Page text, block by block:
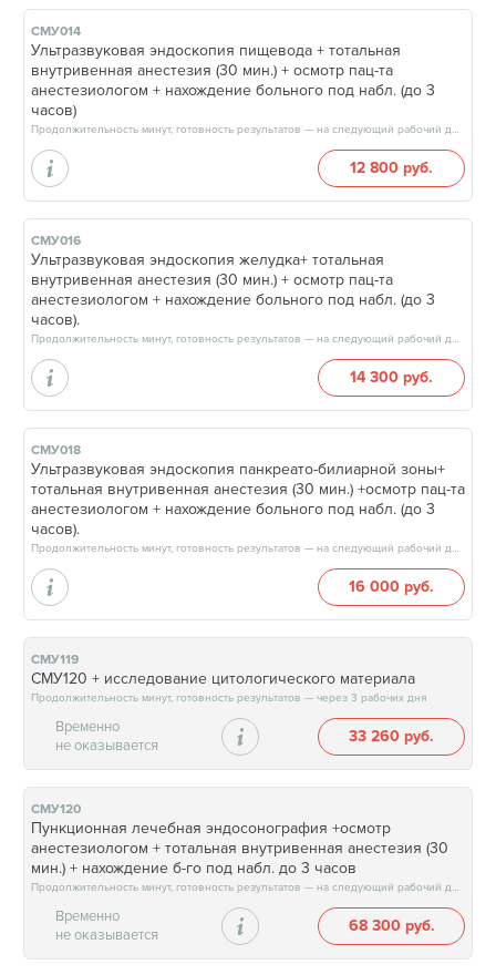
СМУ014
Ультразвуковая эндоскопия пищевода + тотальная
внутривенная анестезия (30 мин.) + осмотр пац-та
анестезиологом + нахождение больного под набл. (до 3
часов)
Продолжительность минут, готовность результатов — на следующий рабочий день
12 800 руб.
СМУ016
Ультразвуковая эндоскопия желудка+ тотальная
внутривенная анестезия (30 мин.) + осмотр пац-та
анестезиологом + нахождение больного под набл. (до 3
часов).
Продолжительность минут, готовность результатов — на следующий рабочий день
14 300 руб.
СМУ018
Ультразвуковая эндоскопия панкреато-билиарной зоны+
тотальная внутривенная анестезия (30 мин.) +осмотр пац-та
анестезиологом + нахождение больного под набл. (до 3
часов).
Продолжительность минут, готовность результатов — на следующий рабочий день
16 000 руб.
СМУ119
СМУ120 + исследование цитологического материала
Продолжительность минут, готовность результатов — через 3 рабочих дня
Временно
не оказывается
33 260 руб.
СМУ120
Пункционная лечебная эндосонография +осмотр
анестезиологом + тотальная внутривенная анестезия (30
мин.) + нахождение б-го под набл. до 3 часов
Продолжительность минут, готовность результатов — на следующий рабочий день
Временно
не оказывается
68 300 руб.